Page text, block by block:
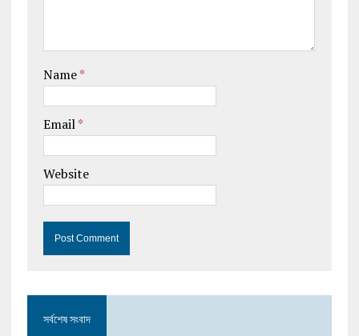
Name*
Email*
Website
সর্বশেষ সংবাদ